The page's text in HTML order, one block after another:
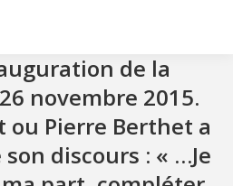
de la
novembre 2015.
ou Pierre Berthet a
discours : « …Je